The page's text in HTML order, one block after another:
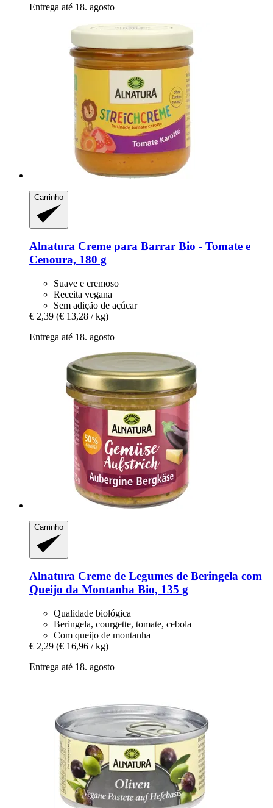
Entrega até 18. agosto
Carrinho
Alnatura Creme para Barrar Bio -​ Tomate e
Cenoura, 180 g
Suave e cremoso
Receita vegana
Sem adição de açúcar
€ 2,39 (€ 13,28 / kg)
Entrega até 18. agosto
Carrinho
Alnatura Creme de Legumes de Beringela com
Queijo da Montanha Bio, 135 g
Qualidade biológica
Beringela, courgette, tomate, cebola
Com queijo de montanha
€ 2,29 (€ 16,96 / kg)
Entrega até 18. agosto